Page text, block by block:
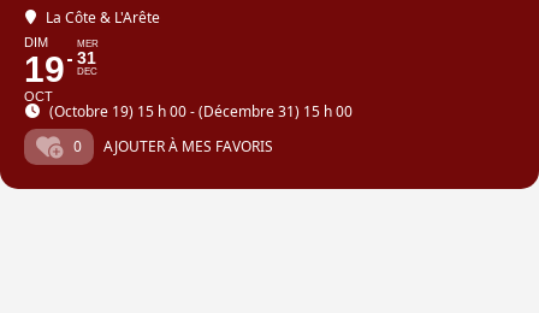
La Côte & L'Arête
DIM
19
OCT
MER
31
DEC
(Octobre 19) 15 h 00 - (Décembre 31) 15 h 00
0
AJOUTER À MES FAVORIS